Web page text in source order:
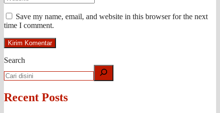
Save my name, email, and website in this browser for the next
time I comment.
Search
Recent Posts